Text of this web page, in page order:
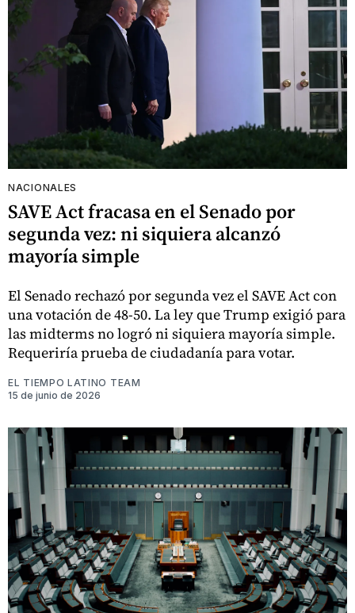
NACIONALES
SAVE Act fracasa en el Senado por
segunda vez: ni siquiera alcanzó
mayoría simple
El Senado rechazó por segunda vez el SAVE Act con
una votación de 48-50. La ley que Trump exigió para
las midterms no logró ni siquiera mayoría simple.
Requeriría prueba de ciudadanía para votar.
EL TIEMPO LATINO TEAM
15 de junio de 2026